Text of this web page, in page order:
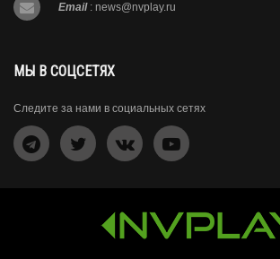
Email : news@nvplay.ru
МЫ В СОЦСЕТЯХ
Следите за нами в социальных сетях